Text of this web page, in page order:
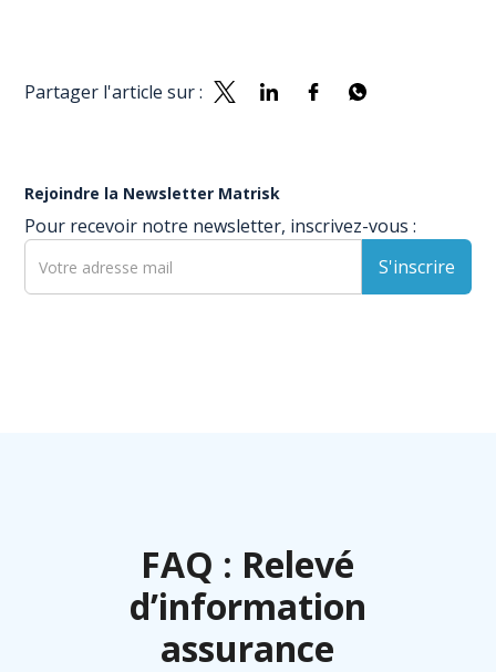
Partager l'article sur :
Rejoindre la Newsletter Matrisk
Pour recevoir notre newsletter, inscrivez-vous :
FAQ : Relevé
d’information
assurance